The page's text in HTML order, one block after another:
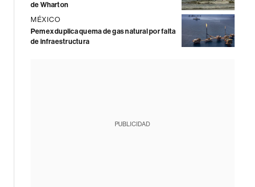
de Wharton
MÉXICO
Pemex duplica quema de gas natural por falta
de infraestructura
PUBLICIDAD